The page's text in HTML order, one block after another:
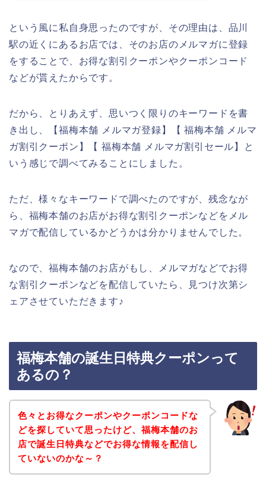
という風に私自身思ったのですが、その理由は、品川
駅の近くにあるお店では、そのお店のメルマガに登録
をすることで、お得な割引クーポンやクーポンコード
などが貰えたからです。
だから、とりあえず、思いつく限りのキーワードを書
き出し、【福梅本舗 メルマガ登録】【 福梅本舗 メルマ
ガ割引クーポン】【 福梅本舗 メルマガ割引セール】と
いう感じで調べてみることにしました。
ただ、様々なキーワードで調べたのですが、残念なが
ら、福梅本舗のお店がお得な割引クーポンなどをメル
マガで配信しているかどうかは分かりませんでした。
なので、福梅本舗のお店がもし、メルマガなどでお得
な割引クーポンなどを配信していたら、見つけ次第シ
ェアさせていただきます♪
福梅本舗の誕生日特典クーポンって
あるの？
色々とお得なクーポンやクーポンコードな
どを探していて思ったけど、福梅本舗のお
店で誕生日特典などでお得な情報を配信し
ていないのかな～？